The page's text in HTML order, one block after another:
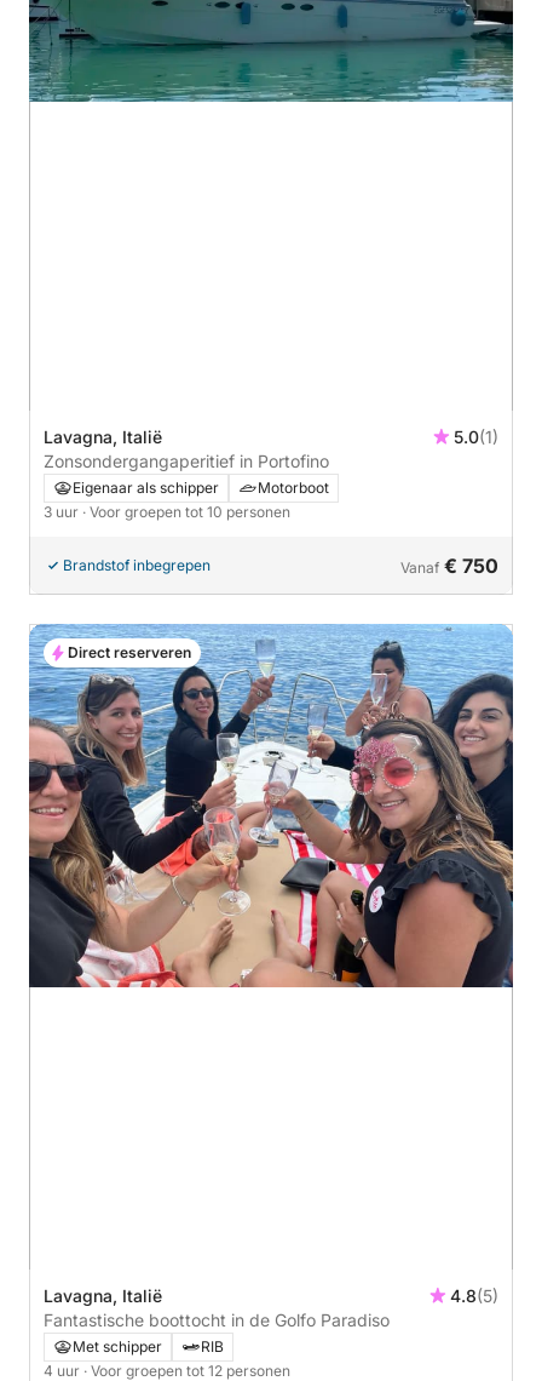
Lavagna, Italië 5.0(1)
Zonsondergangaperitief in Portofino
Eigenaar als schipper
Motorboot
3 uur · Voor groepen tot 10 personen
Brandstof inbegrepen Vanaf € 750
Lavagna, Italië 4.8(5)
Fantastische boottocht in de Golfo Paradiso
Met schipper
RIB
4 uur · Voor groepen tot 12 personen
Direct reserveren